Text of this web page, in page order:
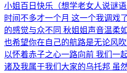
小姐百日快乐（想学老女人说谜
时间不多才一个月 这一个我调戏
的感觉与众不同 秋姐姐声音温柔
也希望你在自己的航路是无论风
以怀着赤子之心一路向前 我们一
诸及我属于我们大家的乌托邦 虽